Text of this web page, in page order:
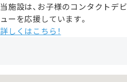
当施設は、お子様のコンタクトデビ
ューを応援しています。
詳しくはこちら！